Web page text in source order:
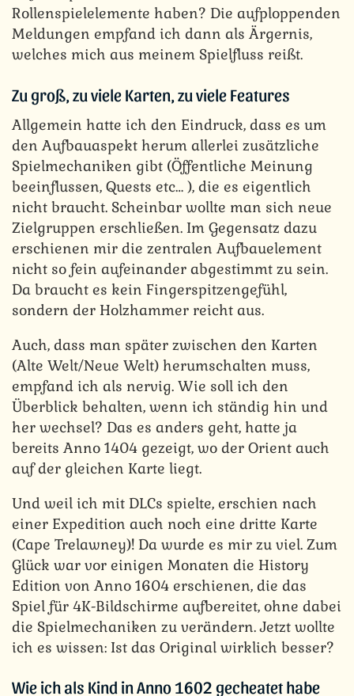
Rollenspielelemente haben? Die aufploppenden
Meldungen empfand ich dann als Ärgernis,
welches mich aus meinem Spielfluss reißt.
Zu groß, zu viele Karten, zu viele Features
Allgemein hatte ich den Eindruck, dass es um
den Aufbauaspekt herum allerlei zusätzliche
Spielmechaniken gibt (Öffentliche Meinung
beeinflussen, Quests etc… ), die es eigentlich
nicht braucht. Scheinbar wollte man sich neue
Zielgruppen erschließen. Im Gegensatz dazu
erschienen mir die zentralen Aufbauelement
nicht so fein aufeinander abgestimmt zu sein.
Da braucht es kein Fingerspitzengefühl,
sondern der Holzhammer reicht aus.
Auch, dass man später zwischen den Karten
(Alte Welt/Neue Welt) herumschalten muss,
empfand ich als nervig. Wie soll ich den
Überblick behalten, wenn ich ständig hin und
her wechsel? Das es anders geht, hatte ja
bereits Anno 1404 gezeigt, wo der Orient auch
auf der gleichen Karte liegt.
Und weil ich mit DLCs spielte, erschien nach
einer Expedition auch noch eine dritte Karte
(Cape Trelawney)! Da wurde es mir zu viel. Zum
Glück war vor einigen Monaten die History
Edition von Anno 1604 erschienen, die das
Spiel für 4K-Bildschirme aufbereitet, ohne dabei
die Spielmechaniken zu verändern. Jetzt wollte
ich es wissen: Ist das Original wirklich besser?
Wie ich als Kind in Anno 1602 gecheatet habe